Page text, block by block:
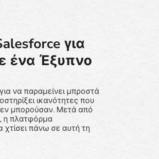
για
ένα Έξυπνο
να παραμείνει μπροστά
ικανότητες που
μπορούσαν. Μετά από
η πλατφόρμα
πάνω σε αυτή τη